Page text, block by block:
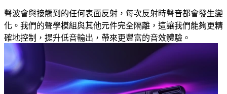
聲波會與接觸到的任何表面反射，每次反射時聲音都會發生變
化。我們的聲學模組與其他元件完全隔離，這讓我們能夠更精
確地控制，提升低音輸出，帶來更豐富的音效體驗。